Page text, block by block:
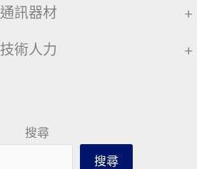
通訊器材 +
技術人力 +
搜尋
搜尋